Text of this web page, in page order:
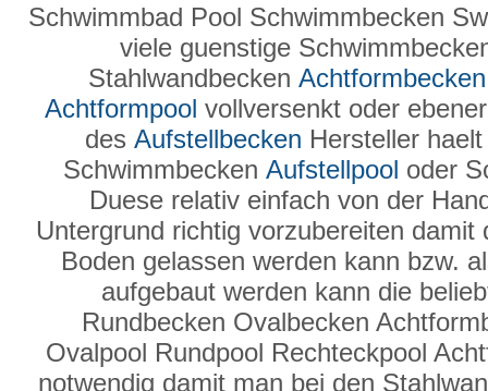
Schwimmbad Pool Schwimmbecken
viele guenstige
Stahlwandbecken Achtformbecken
Achtformpool vollversenkt oder
des Aufstellbecken Hersteller
Schwimmbecken Aufstellpool oder
Duese relativ einfach von der
Untergrund richtig vorzubereiten damit
Boden gelassen werden kann bzw.
aufgebaut werden kann die
Rundbecken Ovalbecken
Ovalpool Rundpool Rechteckpool
notwendig damit man bei den